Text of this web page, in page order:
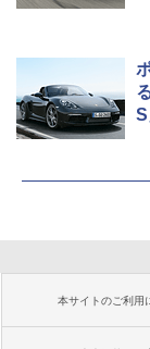
S
本サイトのご利用